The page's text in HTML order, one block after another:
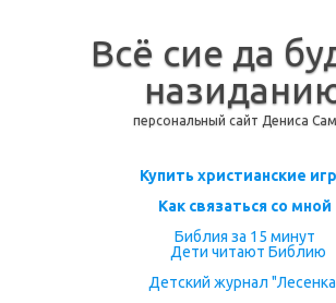
Всё сие да
персональный сайт Дениса
Перейти к содержимому
Купить христианские
Как связаться со мной
Библия за 15 минут
Дети читают Библию
Детский журнал